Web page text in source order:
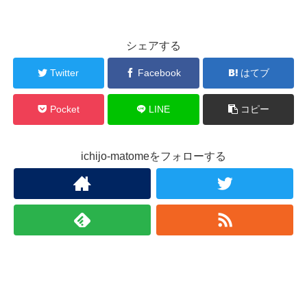
シェアする
Twitter Facebook はてブ
Pocket LINE コピー
ichijo-matomeをフォローする